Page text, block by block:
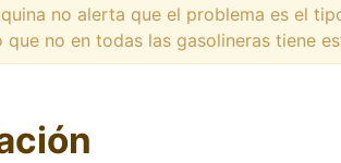
no alerta que el problema es el
no en todas las gasolineras tiene